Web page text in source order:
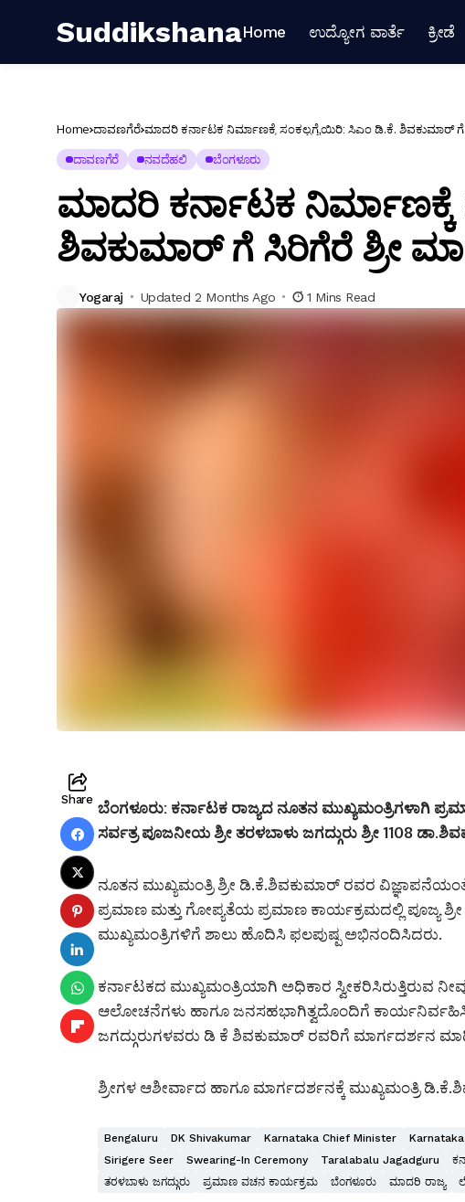
SuddikshanaHome ಉದ್ಯೋಗ ವಾರ್ತೆ ಕ್ರೀಡೆ
Home ದಾವಣಗೆರೆ ಮಾದರಿ ಕರ್ನಾಟಕ ನಿರ್ಮಾಣಕ್ಕೆ ಸಂಕಲ್ಪಗೈಯಿರಿ: ಸಿಎಂ ಡಿ.ಕೆ. ಶಿವಕುಮಾರ್ ಗೆ
ದಾವಣಗೆರೆ ನವದೆಹಲಿ ಬೆಂಗಳೂರು
ಮಾದರಿ ಕರ್ನಾಟಕ
ಶಿವಕುಮಾರ್ ಗೆ ಸಿರಿಗೆರೆ ಶ್ರೀ
Yogaraj Updated 2 Months Ago 1 Mins Read
Share ಬೆಂಗಳೂರು: ಕರ್ನಾಟಕ ರಾಜ್ಯದ ನೂತನ ಮುಖ್ಯಮಂತ್ರಿಗಳಾಗಿ
ಸರ್ವತ್ರ ಪೂಜನೀಯ ಶ್ರೀ ತರಳಬಾಳು ಜಗದ್ಗುರು ಶ್ರೀ 1108
ನೂತನ ಮುಖ್ಯಮಂತ್ರಿ ಶ್ರೀ ಡಿ.ಕೆ.ಶಿವಕುಮಾರ್ ರವರ
ಪ್ರಮಾಣ ಮತ್ತು ಗೋಪ್ಯತೆಯ ಪ್ರಮಾಣ ಕಾರ್ಯಕ್ರಮದಲ್ಲಿ ಪೂಜ್ಯ
ಮುಖ್ಯಮಂತ್ರಿಗಳಿಗೆ ಶಾಲು ಹೊದಿಸಿ ಫಲಪುಷ್ಪ ಅಭಿನಂದಿಸಿದರು.
ಕರ್ನಾಟಕದ ಮುಖ್ಯಮಂತ್ರಿಯಾಗಿ ಅಧಿಕಾರ ಸ್ವೀಕರಿಸಿರುತ್ತಿರುವ
ಆಲೋಚನೆಗಳು ಹಾಗೂ ಜನಸಹಭಾಗಿತ್ವದೊಂದಿಗೆ ಕಾರ್ಯನಿರ್ವಹಿಸಿ
ಜಗದ್ಗುರುಗಳವರು ಡಿ ಕೆ ಶಿವಕುಮಾರ್ ರವರಿಗೆ ಮಾರ್ಗದರ್ಶನ
ಶ್ರೀಗಳ ಆಶೀರ್ವಾದ ಹಾಗೂ ಮಾರ್ಗದರ್ಶನಕ್ಕೆ ಮುಖ್ಯಮಂತ್ರಿ
Bengaluru DK Shivakumar Karnataka Chief Minister
Sirigere Seer
Swearing-In Ceremony Taralabalu Jagadguru
ತರಳಬಾಳು ಜಗದ್ಗುರು
ಪ್ರಮಾಣ ವಚನ ಕಾರ್ಯಕ್ರಮ ಬೆಂಗಳೂರು ಮಾದರಿ ರಾಜ್ಯ